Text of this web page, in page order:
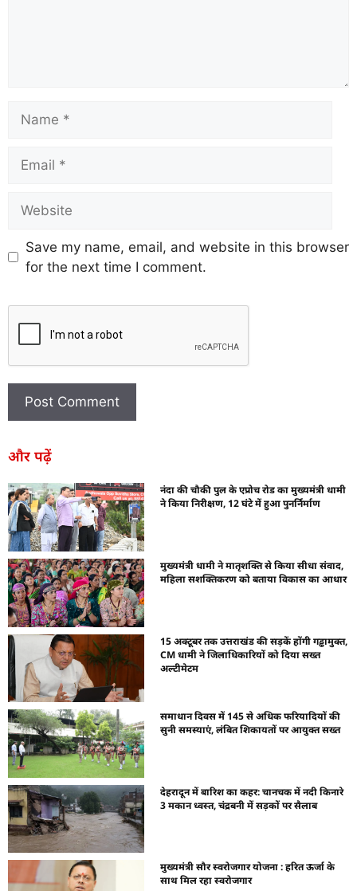
Save my name, email, and website in this browser
for the next time I comment.
और पढ़ें
नंदा की चौकी पुल के एप्रोच रोड का मुख्यमंत्री धामी
ने किया निरीक्षण, 12 घंटे में हुआ पुनर्निर्माण
मुख्यमंत्री धामी ने मातृशक्ति से किया सीधा संवाद,
महिला सशक्तिकरण को बताया विकास का आधार
15 अक्टूबर तक उत्तराखंड की सड़कें होंगी गड्ढामुक्त,
CM धामी ने जिलाधिकारियों को दिया सख्त
अल्टीमेटम
समाधान दिवस में 145 से अधिक फरियादियों की
सुनी समस्याएं, लंबित शिकायतों पर आयुक्त सख्त
देहरादून में बारिश का कहर: चानचक में नदी किनारे
3 मकान ध्वस्त, चंद्रबनी में सड़कों पर सैलाब
मुख्यमंत्री सौर स्वरोजगार योजना : हरित ऊर्जा के
साथ मिल रहा स्वरोजगार